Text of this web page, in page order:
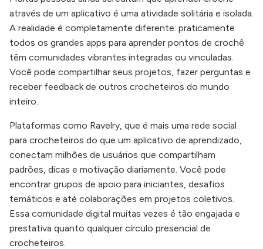
através de um aplicativo é uma atividade solitária e isolada.
A realidade é completamente diferente: praticamente
todos os grandes apps para aprender pontos de crochê
têm comunidades vibrantes integradas ou vinculadas.
Você pode compartilhar seus projetos, fazer perguntas e
receber feedback de outros crocheteiros do mundo
inteiro.
Plataformas como Ravelry, que é mais uma rede social
para crocheteiros do que um aplicativo de aprendizado,
conectam milhões de usuários que compartilham
padrões, dicas e motivação diariamente. Você pode
encontrar grupos de apoio para iniciantes, desafios
temáticos e até colaborações em projetos coletivos.
Essa comunidade digital muitas vezes é tão engajada e
prestativa quanto qualquer círculo presencial de
crocheteiros.